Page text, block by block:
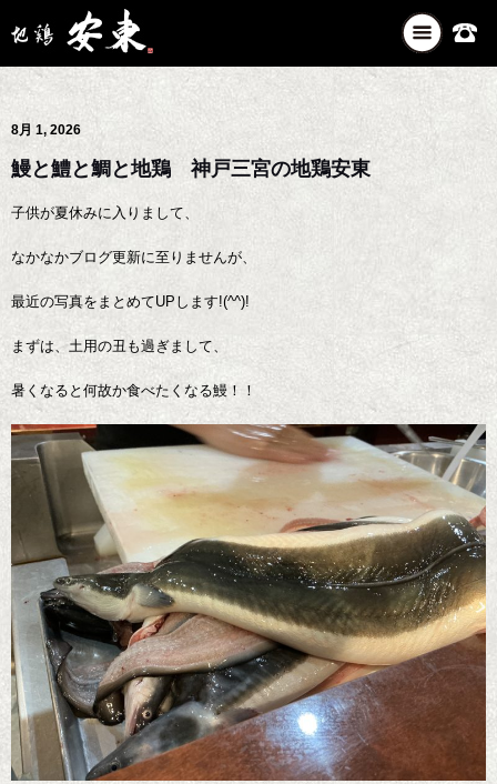
ナ
ビ
ゲ
シ
8月 1, 2026
鰻と鱧と鯛と地鶏 神戸三宮の地鶏安東
子供が夏休みに入りまして、
なかなかブログ更新に至りませんが、
最近の写真をまとめてUPします!(^^)!
まずは、土用の丑も過ぎまして、
暑くなると何故か食べたくなる鰻！！